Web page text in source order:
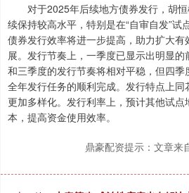
对于2025年后续地方债券发行，胡恒
续保持较高水平，特别是在“自审自发”试
债券发行效率将进一步提高，助力扩大
展。发行节奏上，一季度已显示出明显
和三季度的发行节奏将相对平稳，但四
全年发行任务的顺利完成。发行特点上
更加多样化。发行利率上，预计其他试
本，提高资金使用效率。
鼎豪配资提示：文章来